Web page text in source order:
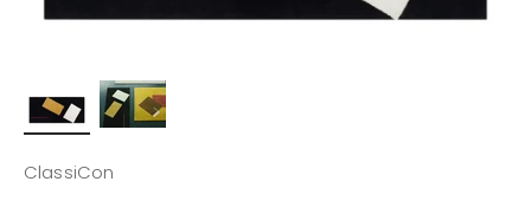
ClassiCon